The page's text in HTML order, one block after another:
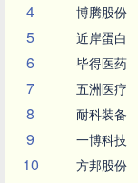
4 博腾股份
5 近岸蛋白
6 毕得医药
7 五洲医疗
8 耐科装备
9 一博科技
10 方邦股份